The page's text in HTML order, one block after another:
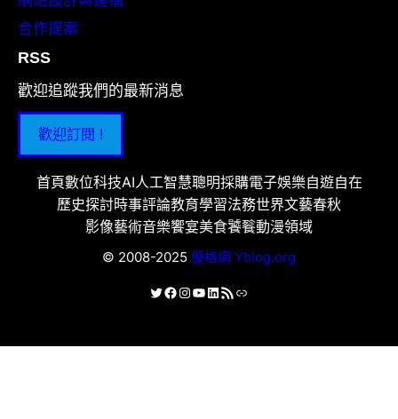
合作提案
RSS
歡迎追蹤我們的最新消息
歡迎訂閱 !
首頁數位科技AI人工智慧聰明採購電子娛樂自遊自在
歷史探討時事評論教育學習法務世界文藝春秋
影像藝術音樂饗宴美食饕餮動漫領域
© 2008-2025 優格網 Yblog.org
X Facebook
Instagram
YouTube
LinkedIn
RSS 資訊提供連結